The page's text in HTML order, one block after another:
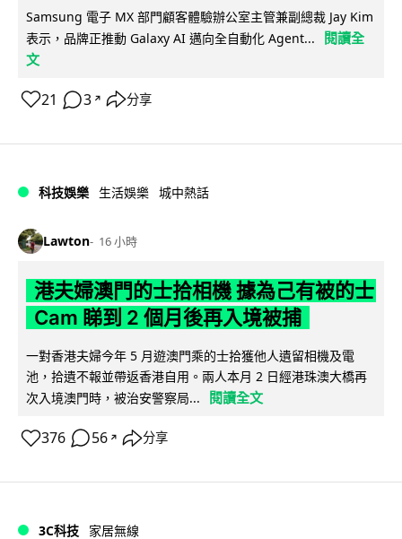
Samsung 電子 MX 部門顧客體驗辦公室主管兼副總裁 Jay Kim
表示，品牌正推動 Galaxy AI 邁向全自動化 Agent...
閱讀全
文
21 3 ↗ 分享
科技娛樂 生活娛樂 城中熱話
Lawton 16 小時
港夫婦澳門的士拾相機 據為己有被的士
Cam 睇到 2 個月後再入境被捕
一對香港夫婦今年 5 月遊澳門乘的士拾獲他人遺留相機及電
池，拾遺不報並帶返香港自用。兩人本月 2 日經港珠澳大橋再
次入境澳門時，被治安警察局...
閱讀全文
376 56 ↗ 分享
3C科技 家居無線